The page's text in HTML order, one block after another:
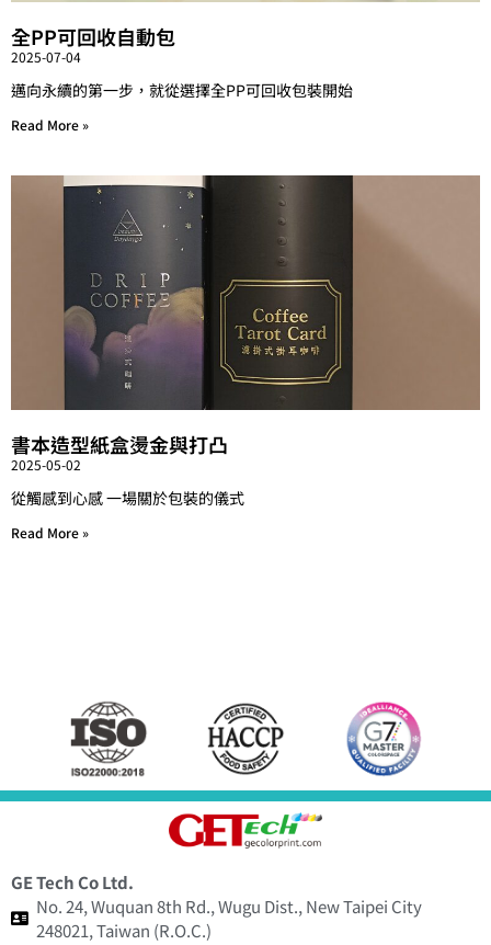
全PP可回收自動包
2025-07-04
邁向永續的第一步，就從選擇全PP可回收包裝開始
Read More »
書本造型紙盒燙金與打凸
2025-05-02
從觸感到心感 一場關於包裝的儀式
Read More »
GE Tech Co Ltd.
No. 24, Wuquan 8th Rd., Wugu Dist., New Taipei City
248021, Taiwan (R.O.C.)